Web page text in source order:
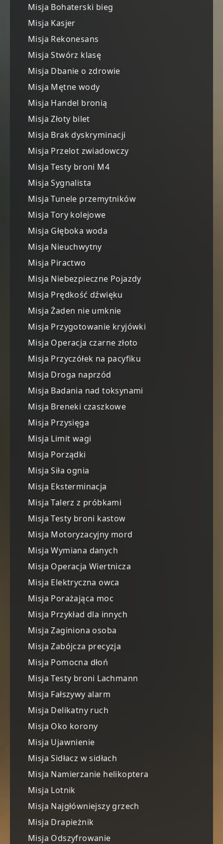
Misja Bohaterski bieg
Misja Kasjer
Misja Rekonesans
Misja Stwórz klasę
Misja Dbanie o zdrowie
Misja Mętne wody
Misja Handel bronią
Misja Złoty bilet
Misja Brak dyskryminacji
Misja Przelot zwiadowczy
Misja Testy broni M4
Misja Sygnalista
Misja Tunele przemytników
Misja Tory kolejowe
Misja Głęboka woda
Misja Nieuchwytny
Misja Piractwo
Misja Niebezpieczne Pojazdy
Misja Prędkość dźwięku
Misja Żaden nie umknie
Misja Przygotowanie kryjówki
Misja Operacja czarne złoto
Misja Przyczółek na pacyfiku
Misja Droga naprzód
Misja Badania nad toksynami
Misja Breneki czaszkowe
Misja Przysięga
Misja Limit wagi
Misja Porządki
Misja Siła ognia
Misja Eksterminacja
Misja Talerz z próbkami
Misja Testy broni kastow
Misja Motoryzacyjny mord
Misja Wymiana danych
Misja Operacja Wiertnicza
Misja Elektryczna owca
Misja Porażająca moc
Misja Przykład dla innych
Misja Zaginiona osoba
Misja Zabójcza precyzja
Misja Pomocna dłoń
Misja Testy broni Lachmann
Misja Fałszywy alarm
Misja Delikatny ruch
Misja Oko korony
Misja Ujawnienie
Misja Sidłacz w sidłach
Misja Namierzanie helikoptera
Misja Lotnik
Misja Najgłówniejszy grzech
Misja Drapieżnik
Misja Odszyfrowanie